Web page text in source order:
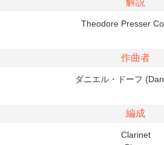
解説
Theodore Presser
作曲者
ダニエル・ドーフ
編成
Clarinet